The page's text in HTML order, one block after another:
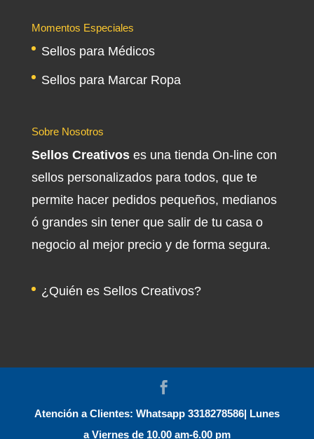
Momentos Especiales
Sellos para Médicos
Sellos para Marcar Ropa
Sobre Nosotros
Sellos Creativoses una tienda On-line con
sellos personalizados para todos, que te
permite hacer pedidos pequeños, medianos
ó grandes sin tener que salir de tu casa o
negocio al mejor precio y de forma segura.
¿Quién es Sellos Creativos?
Atención a Clientes: Whatsapp 3318278586| Lunes
a Viernes de 10.00 am-6.00 pm